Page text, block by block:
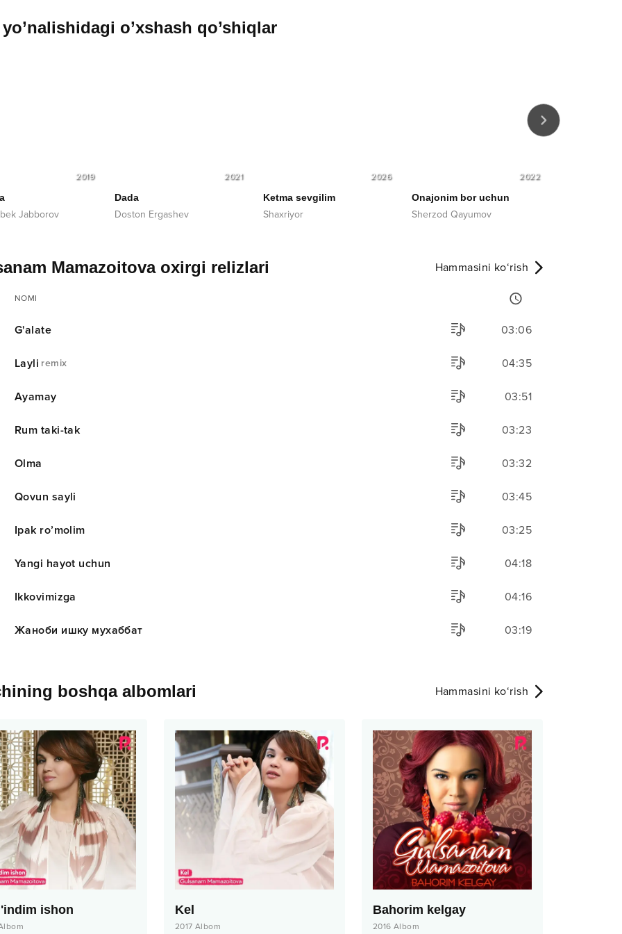
yo’nalishidagi o’xshash qo’shiqlar
2019
Jabborov
2021
Dada
Doston Ergashev
2026
Ketma sevgilim
Shaxriyor
2022
Onajonim bor uchun
Sherzod Qayumov
Mamazoitova oxirgi relizlari Hammasini ko‘rish
NOMI
G'alate 03:06
Layli remix 04:35
Ayamay 03:51
Rum taki-tak 03:23
Olma 03:32
Qovun sayli 03:45
Ipak ro’molim 03:25
Yangi hayot uchun 04:18
Ikkovimizga 04:16
Жаноби ишку мухаббат 03:19
boshqa albomlari Hammasini ko‘rish
ishon Kel
2017 Albom
Bahorim kelgay
2016 Albom